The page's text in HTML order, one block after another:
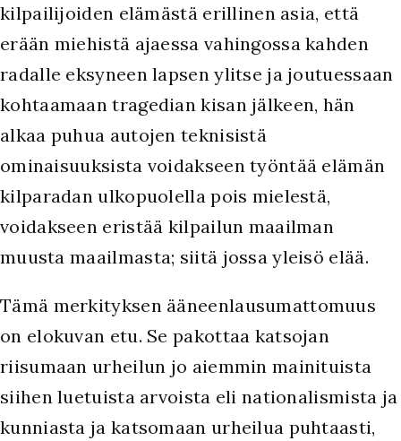
kilpailijoiden elämästä erillinen asia, että
erään miehistä ajaessa vahingossa kahden
radalle eksyneen lapsen ylitse ja joutuessaan
kohtaamaan tragedian kisan jälkeen, hän
alkaa puhua autojen teknisistä
ominaisuuksista voidakseen työntää elämän
kilparadan ulkopuolella pois mielestä,
voidakseen eristää kilpailun maailman
muusta maailmasta; siitä jossa yleisö elää.
Tämä merkityksen ääneenlausumattomuus
on elokuvan etu. Se pakottaa katsojan
riisumaan urheilun jo aiemmin mainituista
siihen luetuista arvoista eli nationalismista ja
kunniasta ja katsomaan urheilua puhtaasti,